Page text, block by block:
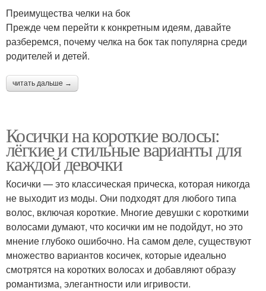
Преимущества челки на бок
Прежде чем перейти к конкретным идеям, давайте
разберемся, почему челка на бок так популярна среди
родителей и детей.
читать дальше →
Косички на короткие волосы:
лёгкие и стильные варианты для
каждой девочки
Косички — это классическая прическа, которая никогда
не выходит из моды. Они подходят для любого типа
волос, включая короткие. Многие девушки с короткими
волосами думают, что косички им не подойдут, но это
мнение глубоко ошибочно. На самом деле, существуют
множество вариантов косичек, которые идеально
смотрятся на коротких волосах и добавляют образу
романтизма, элегантности или игривости.